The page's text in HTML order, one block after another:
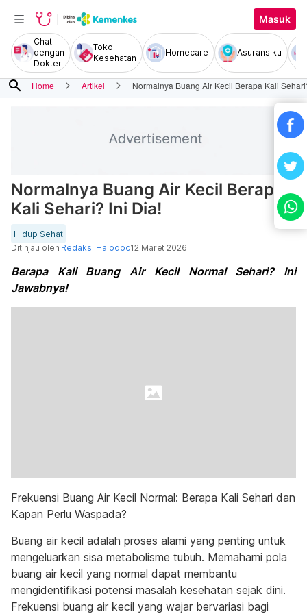
Masuk
Chat
dengan
Dokter
Toko
Kesehatan
Homecare Asuransiku
search Home Artikel Normalnya Buang Air Kecil Berapa Kali
Normalnya Buang Air Kecil Berapa
Kali Sehari? Ini Dia!
Hidup Sehat
Ditinjau oleh Redaksi Halodoc12 Maret 2026
Berapa Kali Buang Air Kecil Normal Sehari? Ini
Jawabnya!
Frekuensi Buang Air Kecil Normal: Berapa Kali Sehari dan
Kapan Perlu Waspada?
Buang air kecil adalah proses alami yang penting untuk
mengeluarkan sisa metabolisme tubuh. Memahami pola
buang air kecil yang normal dapat membantu
mengidentifikasi potensi masalah kesehatan sejak dini.
Frekuensi buang air kecil yang wajar bervariasi bagi